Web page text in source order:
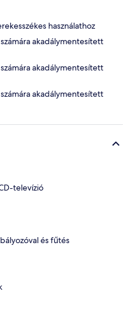
használathoz
akadálymentesített
akadálymentesített
akadálymentesített
televízió
és fűtés